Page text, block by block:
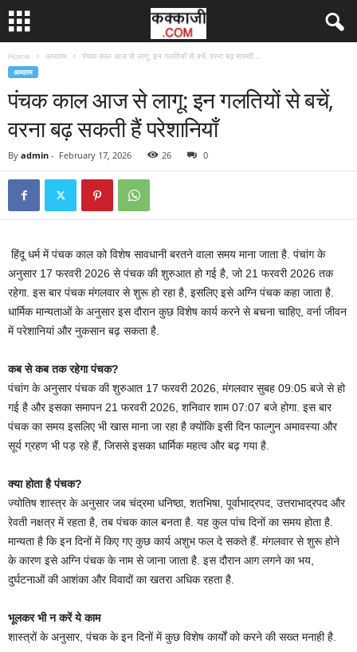
Home अध्यात्म पंचक काल आज से लागू: इन गलतियों से बचें, वरना बढ़ सकती...
अध्यात्म
पंचक काल आज से लागू: इन गलतियों से बचें,
वरना बढ़ सकती हैं परेशानियाँ
By admin - February 17, 2026 26 0
हिंदू धर्म में पंचक काल को विशेष सावधानी बरतने वाला समय माना जाता है. पंचांग के
अनुसार 17 फरवरी 2026 से पंचक की शुरुआत हो गई है, जो 21 फरवरी 2026 तक
रहेगा. इस बार पंचक मंगलवार से शुरू हो रहा है, इसलिए इसे अग्नि पंचक कहा जाता है.
धार्मिक मान्यताओं के अनुसार इस दौरान कुछ विशेष कार्य करने से बचना चाहिए, वर्ना जीवन
में परेशानियां और नुकसान बढ़ सकता है.
कब से कब तक रहेगा पंचक?
पंचांग के अनुसार पंचक की शुरुआत 17 फरवरी 2026, मंगलवार सुबह 09:05 बजे से हो
गई है और इसका समापन 21 फरवरी 2026, शनिवार शाम 07:07 बजे होगा. इस बार
पंचक का समय इसलिए भी खास माना जा रहा है क्योंकि इसी दिन फाल्गुन अमावस्या और
सूर्य ग्रहण भी पड़ रहे हैं, जिससे इसका धार्मिक महत्व और बढ़ गया है.
क्या होता है पंचक?
ज्योतिष शास्त्र के अनुसार जब चंद्रमा धनिष्ठा, शतभिषा, पूर्वाभाद्रपद, उत्तराभाद्रपद और
रेवती नक्षत्र में रहता है, तब पंचक काल बनता है. यह कुल पांच दिनों का समय होता है.
मान्यता है कि इन दिनों में किए गए कुछ कार्य अशुभ फल दे सकते हैं. मंगलवार से शुरू होने
के कारण इसे अग्नि पंचक के नाम से जाना जाता है. इस दौरान आग लगने का भय,
दुर्घटनाओं की आशंका और विवादों का खतरा अधिक रहता है.
भूलकर भी न करें ये काम
शास्त्रों के अनुसार, पंचक के इन दिनों में कुछ विशेष कार्यों को करने की सख्त मनाही है.